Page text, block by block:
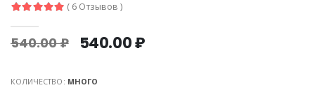
( 6 Отзывов )
540.00 ₽ 540.00 ₽
КОЛИЧЕСТВО: МНОГО